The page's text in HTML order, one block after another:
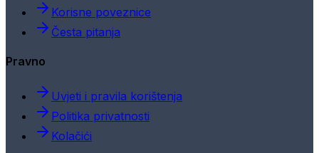
Korisne poveznice
Česta pitanja
Pravno
Uvjeti i pravila korištenja
Politika privatnosti
Kolačići